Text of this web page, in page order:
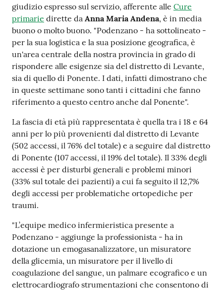
giudizio espresso sul servizio, afferente alle Cure
primarie dirette da Anna Maria Andena, è in media
buono o molto buono. "Podenzano - ha sottolineato -
per la sua logistica e la sua posizione geografica, è
un'area centrale della nostra provincia in grado di
rispondere alle esigenze sia del distretto di Levante,
sia di quello di Ponente. I dati, infatti dimostrano che
in queste settimane sono tanti i cittadini che fanno
riferimento a questo centro anche dal Ponente".
La fascia di età più rappresentata è quella tra i 18 e 64
anni per lo più provenienti dal distretto di Levante
(502 accessi, il 76% del totale) e a seguire dal distretto
di Ponente (107 accessi, il 19% del totale). Il 33% degli
accessi è per disturbi generali e problemi minori
(33% sul totale dei pazienti) a cui fa seguito il 12,7%
degli accessi per problematiche ortopediche per
traumi.
"L’equipe medico infermieristica presente a
Podenzano - aggiunge la professionista - ha in
dotazione un emogasanalizzatore, un misuratore
della glicemia, un misuratore per il livello di
coagulazione del sangue, un palmare ecografico e un
elettrocardiografo strumentazioni che consentono di